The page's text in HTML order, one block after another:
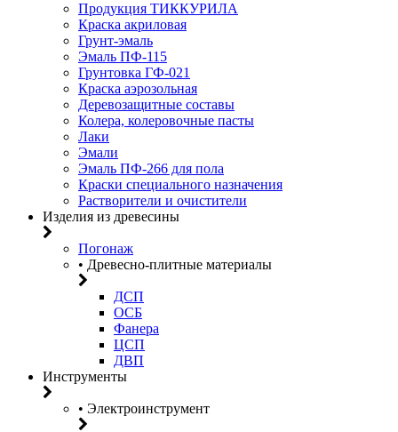
Продукция ТИККУРИЛА
Краска акриловая
Грунт-эмаль
Эмаль ПФ-115
Грунтовка ГФ-021
Краска аэрозольная
Деревозащитные составы
Колера, колеровочные пасты
Лаки
Эмали
Эмаль ПФ-266 для пола
Краски специального назначения
Растворители и очистители
Изделия из древесины
Погонаж
• Древесно-плитные материалы
ДСП
ОСБ
Фанера
ЦСП
ДВП
Инструменты
• Электроинструмент